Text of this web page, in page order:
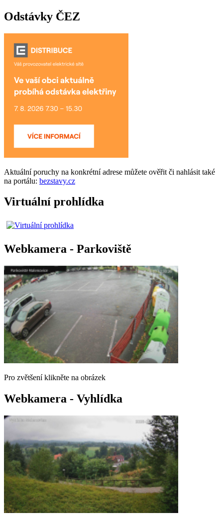
Odstávky ČEZ
Aktuálníporuchy na konkrétní adrese můžete ověřit či nahlásit také
na portálu: bezstavy.cz
Virtuální prohlídka
Webkamera - Parkoviště
Pro zvětšení klikněte na obrázek
Webkamera - Vyhlídka